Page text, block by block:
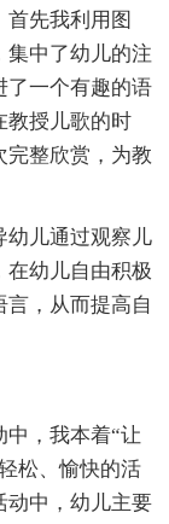
先我利用图
集中了幼儿的注
了一个有趣的语
教授儿歌的时
完整欣赏，为教
幼儿通过观察儿
在幼儿自由积极
言，从而提高自
，我本着“让
松、愉快的活
动中，幼儿主要